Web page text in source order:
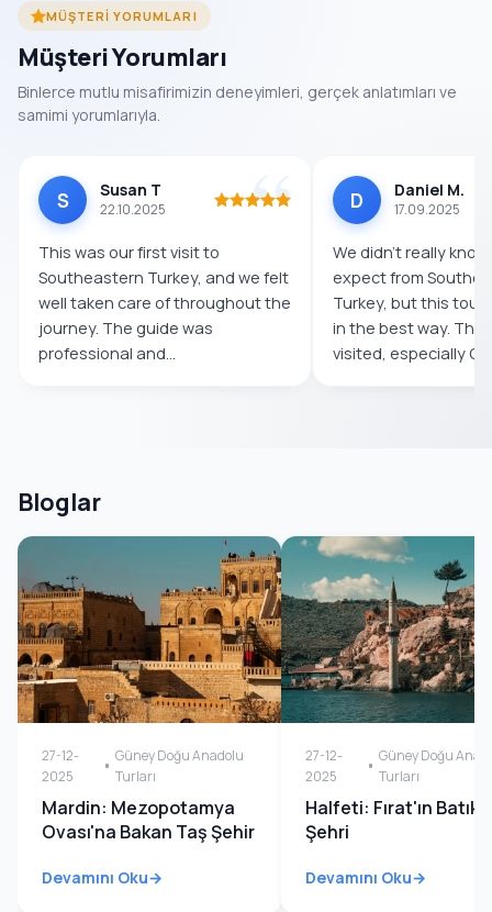
MÜŞTERI YORUMLARI
Müşteri Yorumları
Binlerce mutlu misafirimizin deneyimleri, gerçek anlatımları ve
samimi yorumlarıyla.
S Susan T
22.10.2025
This was our first visit to
Southeastern Turkey, and we felt
well taken care of throughout the
journey. The guide was
professional and
D Daniel M.
17.09.2025
We didn’t really
expect from
Turkey, but this tour
in the best way. The
visited, especially
Bloglar
27-12-
2025
Güney Doğu Anadolu
Turları
Mardin: Mezopotamya
Ovası'na Bakan Taş Şehir
Devamını Oku
27-12-
2025
Güney Doğu
Turları
Halfeti: Fırat'ın Batık
Şehri
Devamını Oku